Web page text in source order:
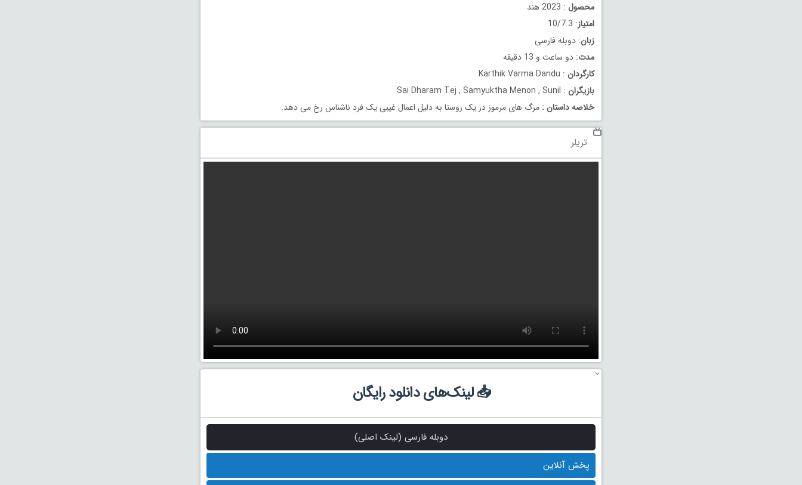
محصول : 2023 هند
امتیاز: 10/7.3
زبان: دوبله فارسی
مدت: دو ساعت و 13 دقیقه
کارگردان : Karthik Varma Dandu
بازیگران : Sai Dharam Tej , Samyuktha Menon , Sunil
خلاصه داستان : مرگ های مرموز در یک روستا به دلیل اعمال غیبی یک فرد ناشناس رخ می دهد.
تریلر
📥 لینک‌های دانلود رایگان
دوبله فارسی (لینک اصلی)
پخش آنلاین